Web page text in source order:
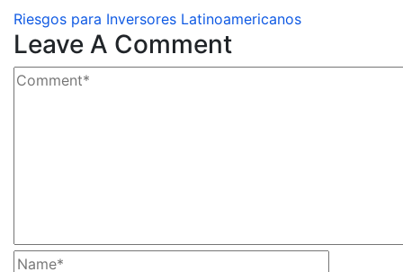
Riesgos para Inversores Latinoamericanos
Leave A Comment